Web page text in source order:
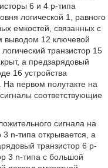
6 и 4 p-типа
логической 1, равного
емкостей, связанных с
выводом 12 ключевой
транзистор 15
а предзарядовый
16 устройства
На первом полутакте на
соответствующие
сигнала на
3 n-типа открывается, а
транзистор 6 p-
3 n-типа с большой